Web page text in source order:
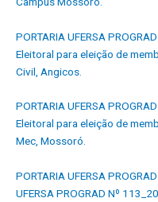
PORTARIA UFERSA
Eleitoral para eleição de
Civil, Angicos.
PORTARIA UFERSA
Eleitoral para eleição de
Mec, Mossoró.
PORTARIA UFERSA
UFERSA PROGRAD Nº